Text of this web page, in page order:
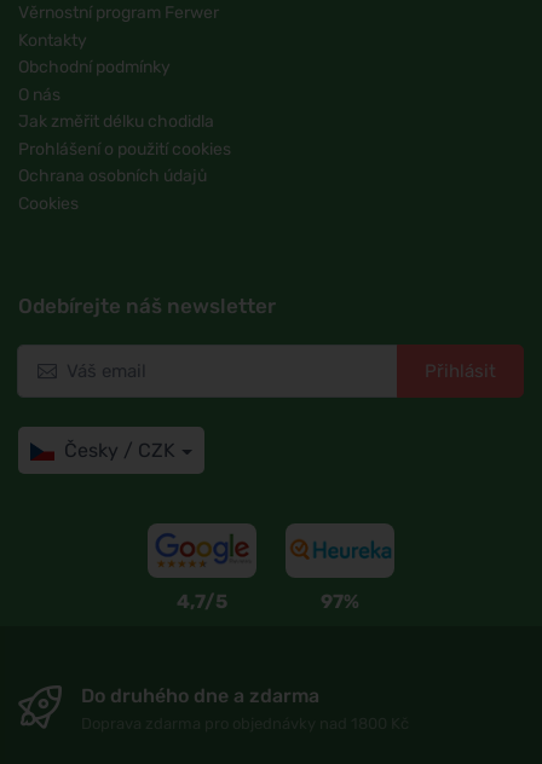
Věrnostní program Ferwer
Kontakty
Obchodní podmínky
O nás
Jak změřit délku chodidla
Prohlášení o použití cookies
Ochrana osobních údajů
Cookies
Odebírejte náš newsletter
Přihlásit
Česky / CZK
4,7/5 97%
Do druhého dne a zdarma